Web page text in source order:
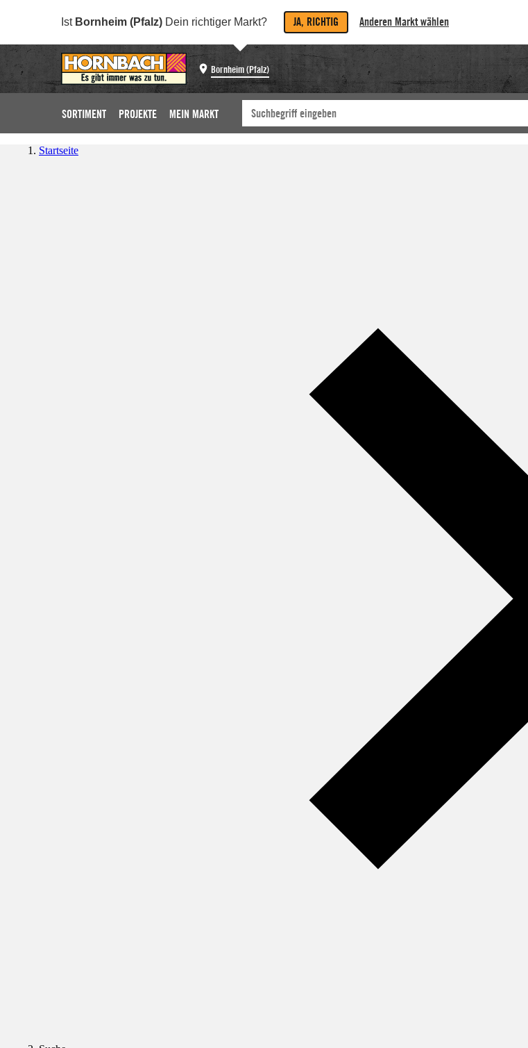
Ist Bornheim (Pfalz) Dein richtiger Markt? JA, RICHTIG Anderen Markt wählen
Bornheim (Pfalz)
SORTIMENT PROJEKTE MEIN MARKT
Startseite